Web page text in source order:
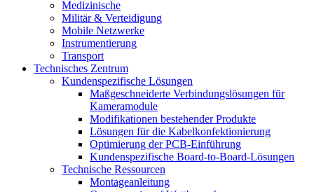
Medizinische
Militär & Verteidigung
Mobile Netzwerke
Instrumentierung
Transport
Technisches Zentrum
Kundenspezifische Lösungen
Maßgeschneiderte Verbindungslösungen für
Kameramodule
Modifikationen bestehender Produkte
Lösungen für die Kabelkonfektionierung
Optimierung der PCB-Einführung
Kundenspezifische Board-to-Board-Lösungen
Technische Ressourcen
Montageanleitung